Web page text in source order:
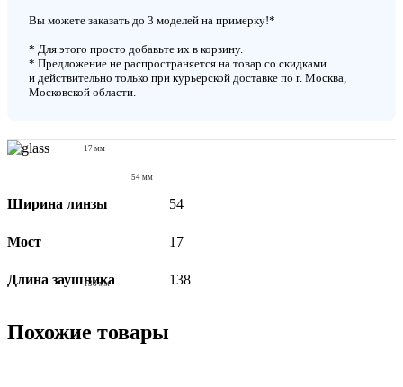
Вы можете заказать до 3 моделей на примерку!*
* Для этого просто добавьте их в корзину.
* Предложение не распространяется на товар со скидками
и действительно только при курьерской доставке по г. Москва,
Московской области.
17 мм
54 мм
138 мм
Ширина линзы 54
Мост 17
Длина заушника 138
Похожие товары